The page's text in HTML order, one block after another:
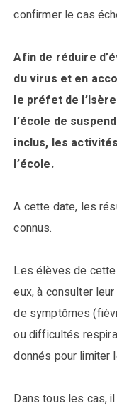
confirmer le cas
Afin de réduire
du virus et en
le préfet de
l’école de
inclus, les
l’école.
A cette date, les
connus.
Les élèves de
eux, à consulter
de symptômes
ou difficultés
donnés pour limiter
Dans tous les cas,